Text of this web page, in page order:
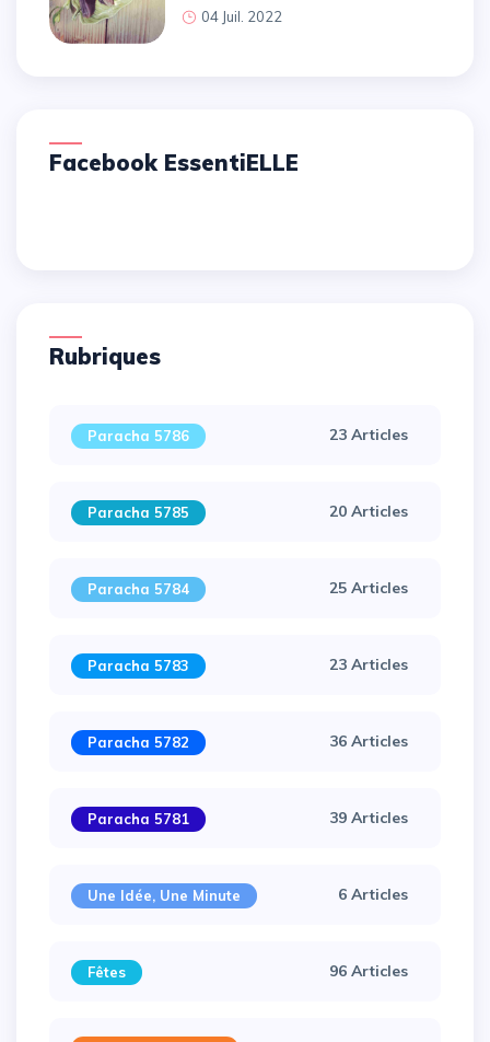
04 Juil. 2022
Facebook EssentiELLE
Rubriques
Paracha 5786 23 Articles
Paracha 5785 20 Articles
Paracha 5784 25 Articles
Paracha 5783 23 Articles
Paracha 5782 36 Articles
Paracha 5781 39 Articles
Une Idée, Une Minute 6 Articles
Fêtes 96 Articles